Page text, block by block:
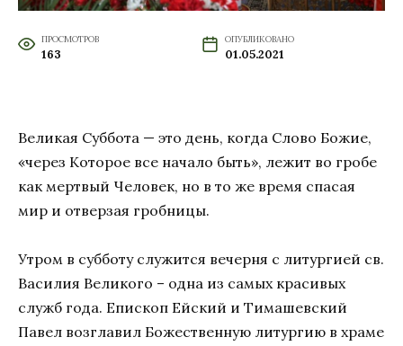
ПРОСМОТРОВ
163
ОПУБЛИКОВАНО
01.05.2021
Великая Суббота — это день, когда Слово Божие,
«через Которое все начало быть», лежит во гробе
как мертвый Человек, но в то же время спасая
мир и отверзая гробницы.
Утром в субботу служится вечерня с литургией св.
Василия Великого – одна из самых красивых
служб года. Епископ Ейский и Тимашевский
Павел возглавил Божественную литургию в храме